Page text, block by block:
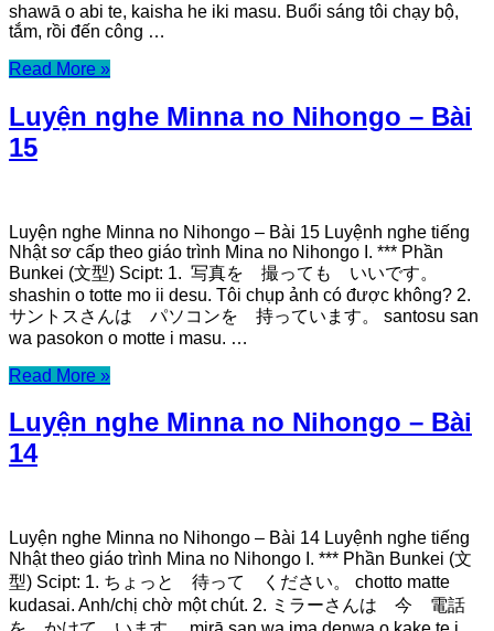
shawā o abi te, kaisha he iki masu. Buổi sáng tôi chạy bộ,
tắm, rồi đến công …
Read More »
Luyện nghe Minna no Nihongo – Bài
15
Luyện nghe Minna no Nihongo – Bài 15 Luyệnh nghe tiếng
Nhật sơ cấp theo giáo trình Mina no Nihongo I. *** Phần
Bunkei (文型) Scipt: 1. 写真を 撮っても いいです。
shashin o totte mo ii desu. Tôi chụp ảnh có được không? 2.
サントスさんは パソコンを 持っています。 santosu san
wa pasokon o motte i masu. …
Read More »
Luyện nghe Minna no Nihongo – Bài
14
Luyện nghe Minna no Nihongo – Bài 14 Luyệnh nghe tiếng
Nhật theo giáo trình Mina no Nihongo I. *** Phần Bunkei (文
型) Scipt: 1. ちょっと 待って ください。 chotto matte
kudasai. Anh/chị chờ một chút. 2. ミラーさんは 今 電話